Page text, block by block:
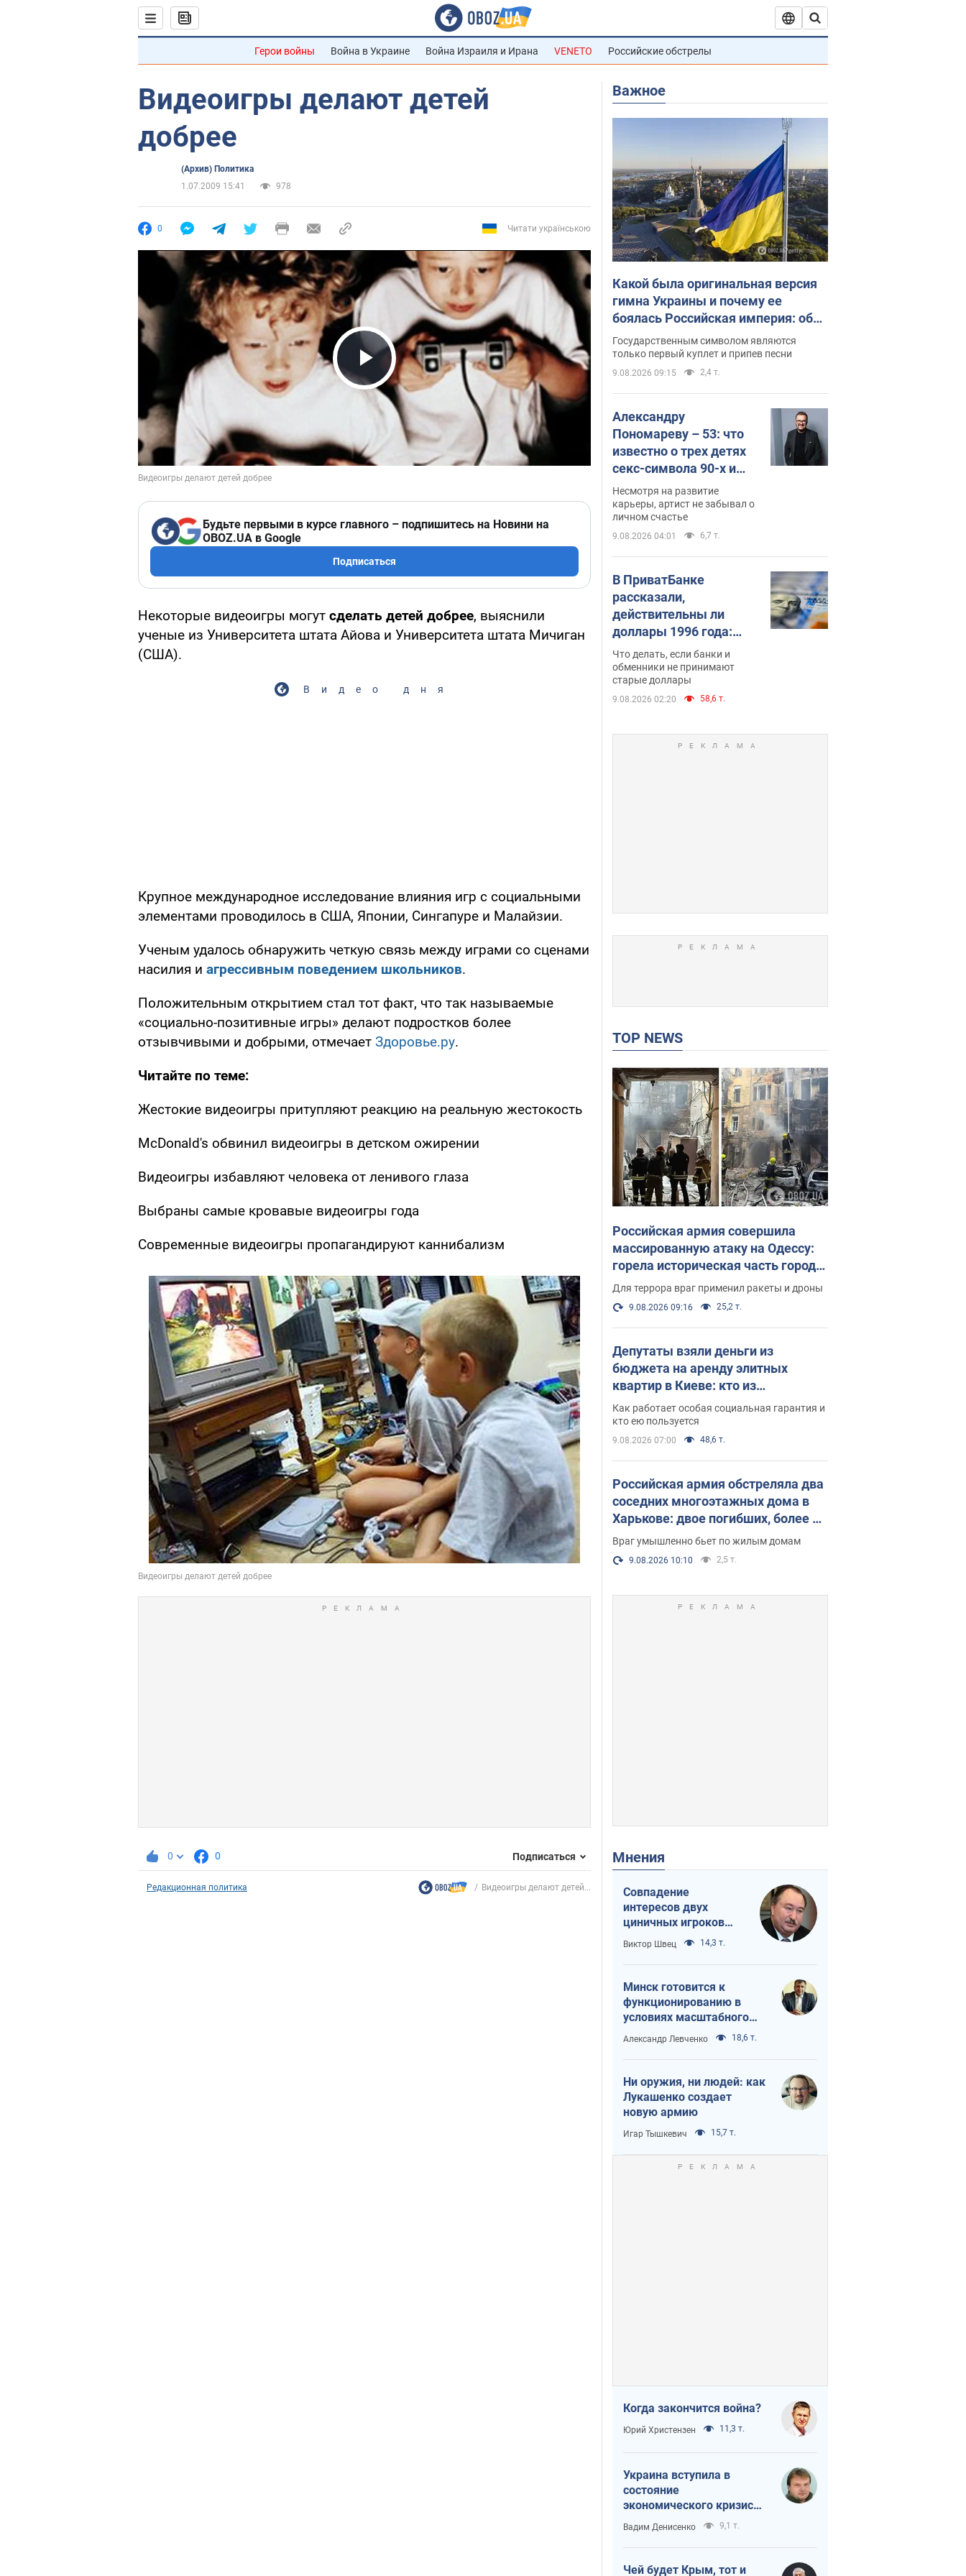
Герои войны Война в Украине Война Израиля и Ирана VENETO Российские обстрелы
Видеоигры делают детей
добрее
(Архив) Политика
1.07.2009 15:41
978
0 Читати українською
Play Video
Будьте первыми в курсе главного – подпишитесь на Новини на
OBOZ.UA в Google
Подписаться
Некоторые видеоигры могут сделать детей добрее, выяснили
ученые из Университета штата Айова и Университета штата Мичиган
(США).
Видео дня
Крупное международное исследование влияния игр с социальными
элементами проводилось в США, Японии, Сингапуре и Малайзии.
Ученым удалось обнаружить четкую связь между играми со сценами
насилия и агрессивным поведением школьников.
Положительным открытием стал тот факт, что так называемые
«социально-позитивные игры» делают подростков более
отзывчивыми и добрыми, отмечает Здоровье.ру.
Читайте по теме:
Жестокие видеоигры притупляют реакцию на реальную жестокость
McDonald's обвинил видеоигры в детском ожирении
Видеоигры избавляют человека от ленивого глаза
Выбраны самые кровавые видеоигры года
Современные видеоигры пропагандируют каннибализм
0 0 Подписаться
Редакционная политика Видеоигры делают детей...
Важное
Какой была оригинальная версия
гимна Украины и почему ее
боялась Российская империя: об
этом не рассказывают в школе
Государственным символом являются
только первый куплет и припев песни
9.08.2026 09:15 2,4 т.
Александру
Пономареву – 53: что
известно о трех детях
секс-символа 90-х и
как они выглядят
Несмотря на развитие
карьеры, артист не забывал о
личном счастье
9.08.2026 04:01 6,7 т.
В ПриватБанке
рассказали,
действительны ли
доллары 1996 года:
принимают ли
обменники и банки
такие купюры
Что делать, если банки и
обменники не принимают
старые доллары
9.08.2026 02:20 58,6 т.
TOP NEWS
Российская армия совершила
массированную атаку на Одессу:
горела историческая часть города,
есть пострадавшие. Фото и видео
Для террора враг применил ракеты и дроны
9.08.2026 09:16 25,2 т.
Депутаты взяли деньги из
бюджета на аренду элитных
квартир в Киеве: кто из
парламентариев просил средства
и где поселился
Как работает особая социальная гарантия и
кто ею пользуется
9.08.2026 07:00 48,6 т.
Российская армия обстреляла два
соседних многоэтажных дома в
Харькове: двое погибших, более 20
пострадавших
Враг умышленно бьет по жилым домам
9.08.2026 10:10 2,5 т.
Мнения
Совпадение
интересов двух
циничных игроков
или тайный план
Трампа и Путина?
Виктор Швец 14,3 т.
Минск готовится к
функционированию в
условиях масштабного
военного кризиса
Александр Левченко 18,6 т.
Ни оружия, ни людей: как
Лукашенко создает
новую армию
Игар Тышкевич 15,7 т.
Когда закончится война?
Юрий Христензен 11,3 т.
Украина вступила в
состояние
экономического кризиса.
Есть ли свет в конце
туннеля?
Вадим Денисенко 9,1 т.
Чей будет Крым, тот и